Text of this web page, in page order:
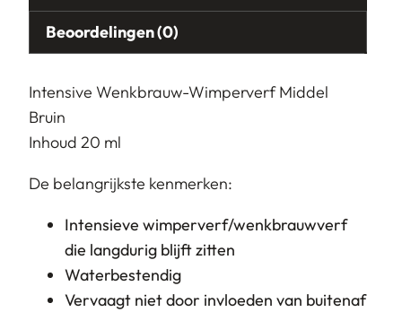
Beoordelingen (0)
Intensive Wenkbrauw-Wimperverf Middel
Bruin
Inhoud 20 ml
De belangrijkste kenmerken:
Intensieve wimperverf/wenkbrauwverf
die langdurig blijft zitten
Waterbestendig
Vervaagt niet door invloeden van buitenaf